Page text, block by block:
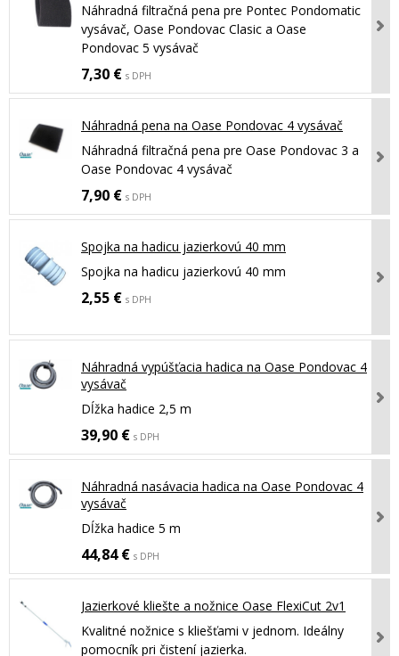
Náhradná filtračná pena pre Pontec Pondomatic
vysávač, Oase Pondovac Clasic a Oase
Pondovac 5 vysávač
7,30 € s DPH
Náhradná pena na Oase Pondovac 4 vysávač
Náhradná filtračná pena pre Oase Pondovac 3 a
Oase Pondovac 4 vysávač
7,90 € s DPH
Spojka na hadicu jazierkovú 40 mm
Spojka na hadicu jazierkovú 40 mm
2,55 € s DPH
Náhradná vypúšťacia hadica na Oase Pondovac 4
vysávač
Dĺžka hadice 2,5 m
39,90 € s DPH
Náhradná nasávacia hadica na Oase Pondovac 4
vysávač
Dĺžka hadice 5 m
44,84 € s DPH
Jazierkové kliešte a nožnice Oase FlexiCut 2v1
Kvalitné nožnice s kliešťami v jednom. Ideálny
pomocník pri čistení jazierka.